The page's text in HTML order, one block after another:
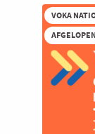
niet
in
jouw
VOKA
AFGELOPEN